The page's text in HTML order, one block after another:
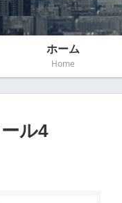
ホーム
Home
ル4